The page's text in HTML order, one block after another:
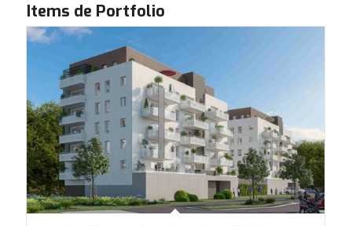
Items de Portfolio